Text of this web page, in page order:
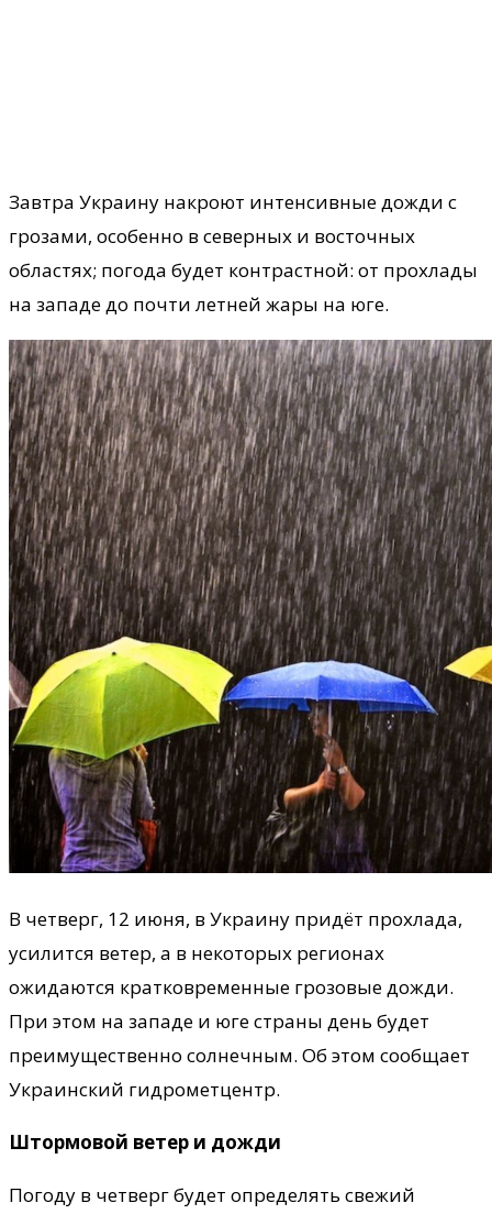
Завтра Украину накроют интенсивные дожди с
грозами, особенно в северных и восточных
областях; погода будет контрастной: от прохлады
на западе до почти летней жары на юге.
В четверг, 12 июня, в Украину придёт прохлада,
усилится ветер, а в некоторых регионах
ожидаются кратковременные грозовые дожди.
При этом на западе и юге страны день будет
преимущественно солнечным. Об этом сообщает
Украинский гидрометцентр.
Штормовой ветер и дожди
Погоду в четверг будет определять свежий